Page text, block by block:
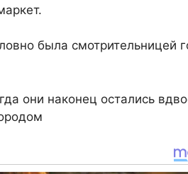
была смотрительницей
они наконец остались